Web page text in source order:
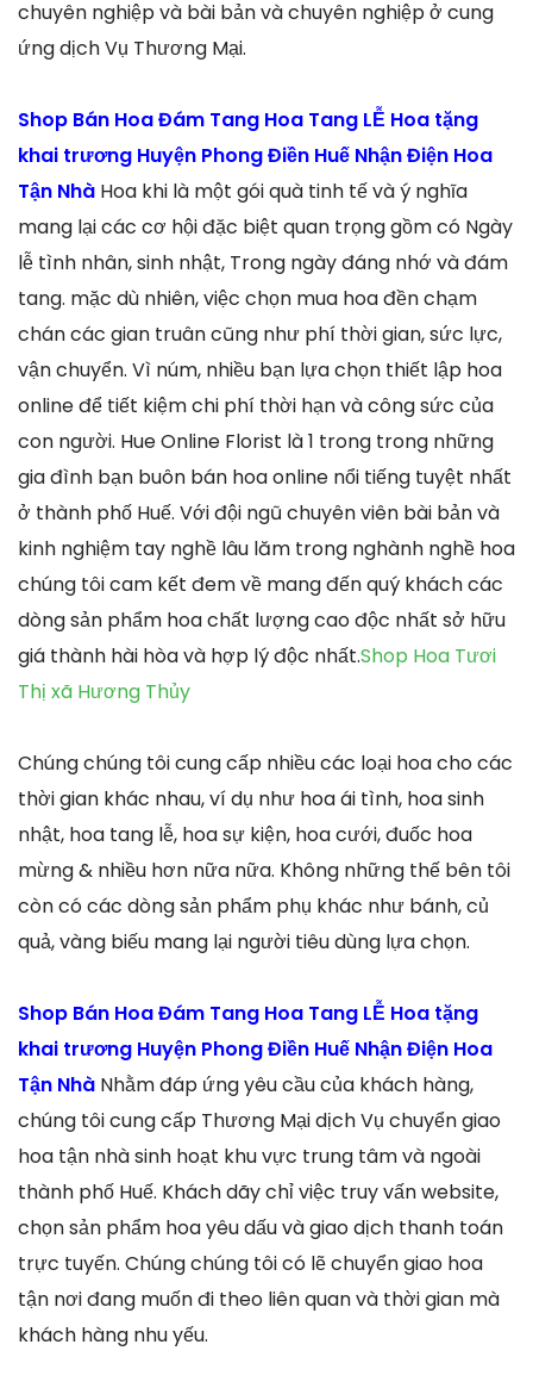
chuyên nghiệp và bài bản và chuyên nghiệp ở cung
ứng dịch Vụ Thương Mại.
Shop Bán Hoa Đám Tang Hoa Tang LỄ Hoa tặng
khai trương Huyện Phong Điền Huế Nhận Điện Hoa
Tận Nhà Hoa khi là một gói quà tinh tế và ý nghĩa
mang lại các cơ hội đặc biệt quan trọng gồm có Ngày
lễ tình nhân, sinh nhật, Trong ngày đáng nhớ và đám
tang. mặc dù nhiên, việc chọn mua hoa đền chạm
chán các gian truân cũng như phí thời gian, sức lực,
vận chuyển. Vì núm, nhiều bạn lựa chọn thiết lập hoa
online để tiết kiệm chi phí thời hạn và công sức của
con người. Hue Online Florist là 1 trong trong những
gia đình bạn buôn bán hoa online nổi tiếng tuyệt nhất
ở thành phố Huế. Với đội ngũ chuyên viên bài bản và
kinh nghiệm tay nghề lâu lăm trong nghành nghề hoa
chúng tôi cam kết đem về mang đến quý khách các
dòng sản phẩm hoa chất lượng cao độc nhất sở hữu
giá thành hài hòa và hợp lý độc nhất.Shop Hoa Tươi
Thị xã Hương Thủy
Chúng chúng tôi cung cấp nhiều các loại hoa cho các
thời gian khác nhau, ví dụ như hoa ái tình, hoa sinh
nhật, hoa tang lễ, hoa sự kiện, hoa cưới, đuốc hoa
mừng & nhiều hơn nữa nữa. Không những thế bên tôi
còn có các dòng sản phẩm phụ khác như bánh, củ
quả, vàng biếu mang lại người tiêu dùng lựa chọn.
Shop Bán Hoa Đám Tang Hoa Tang LỄ Hoa tặng
khai trương Huyện Phong Điền Huế Nhận Điện Hoa
Tận Nhà Nhằm đáp ứng yêu cầu của khách hàng,
chúng tôi cung cấp Thương Mại dịch Vụ chuyển giao
hoa tận nhà sinh hoạt khu vực trung tâm và ngoài
thành phố Huế. Khách dãy chỉ việc truy vấn website,
chọn sản phẩm hoa yêu dấu và giao dịch thanh toán
trực tuyến. Chúng chúng tôi có lẽ chuyển giao hoa
tận nơi đang muốn đi theo liên quan và thời gian mà
khách hàng nhu yếu.